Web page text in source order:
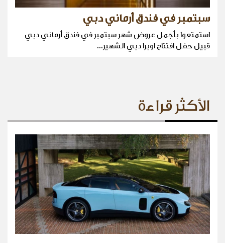
سبتمبر في فندق أرماني دبي
استمتعوا بأجمل عروض شهر سبتمبر في فندق أرماني دبي
قبيل حفل افتتاح اوبرا دبي الشهير...
الأكثر قراءة